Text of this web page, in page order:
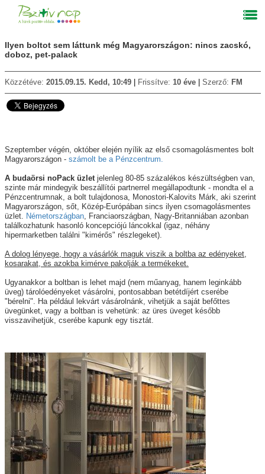
Ilyen boltot sem láttunk még Magyarországon: nincs zacskó,
doboz, pet-palack
Közzétéve: 2015.09.15. Kedd, 10:49 Frissítve: 10 éve Szerző: FM
Szeptember végén, október elején nyílik az első csomagolásmentes bolt
Magyarországon - számolt be a Pénzcentrum.
A budaörsi noPack üzletjelenleg 80-85 százalékos készültségben van,
szinte már mindegyik beszállítói partnerrel megállapodtunk - mondta el a
Pénzcentrumnak, a bolt tulajdonosa, Monostori-Kalovits Márk, aki szerint
Magyarországon, sőt, Közép-Európában sincs ilyen csomagolásmentes
üzlet. Németországban, Franciaországban, Nagy-Britanniában azonban
találkozhatunk hasonló koncepciójú láncokkal (igaz, néhány
hipermarketben találni "kimérős" részlegeket).
A dolog lényege, hogy a vásárlók maguk viszik a boltba az edényeket,
kosarakat, és azokba kimérve pakolják a termékeket.
Ugyanakkor a boltban is lehet majd (nem műanyag, hanem leginkább
üveg) tárolóedényeket vásárolni, pontosabban betétdíjért cserébe
"bérelni". Ha például lekvárt vásárolnánk, vihetjük a saját befőttes
üvegünket, vagy a boltban is vehetünk: az üres üveget később
visszavihetjük, cserébe kapunk egy tisztát.